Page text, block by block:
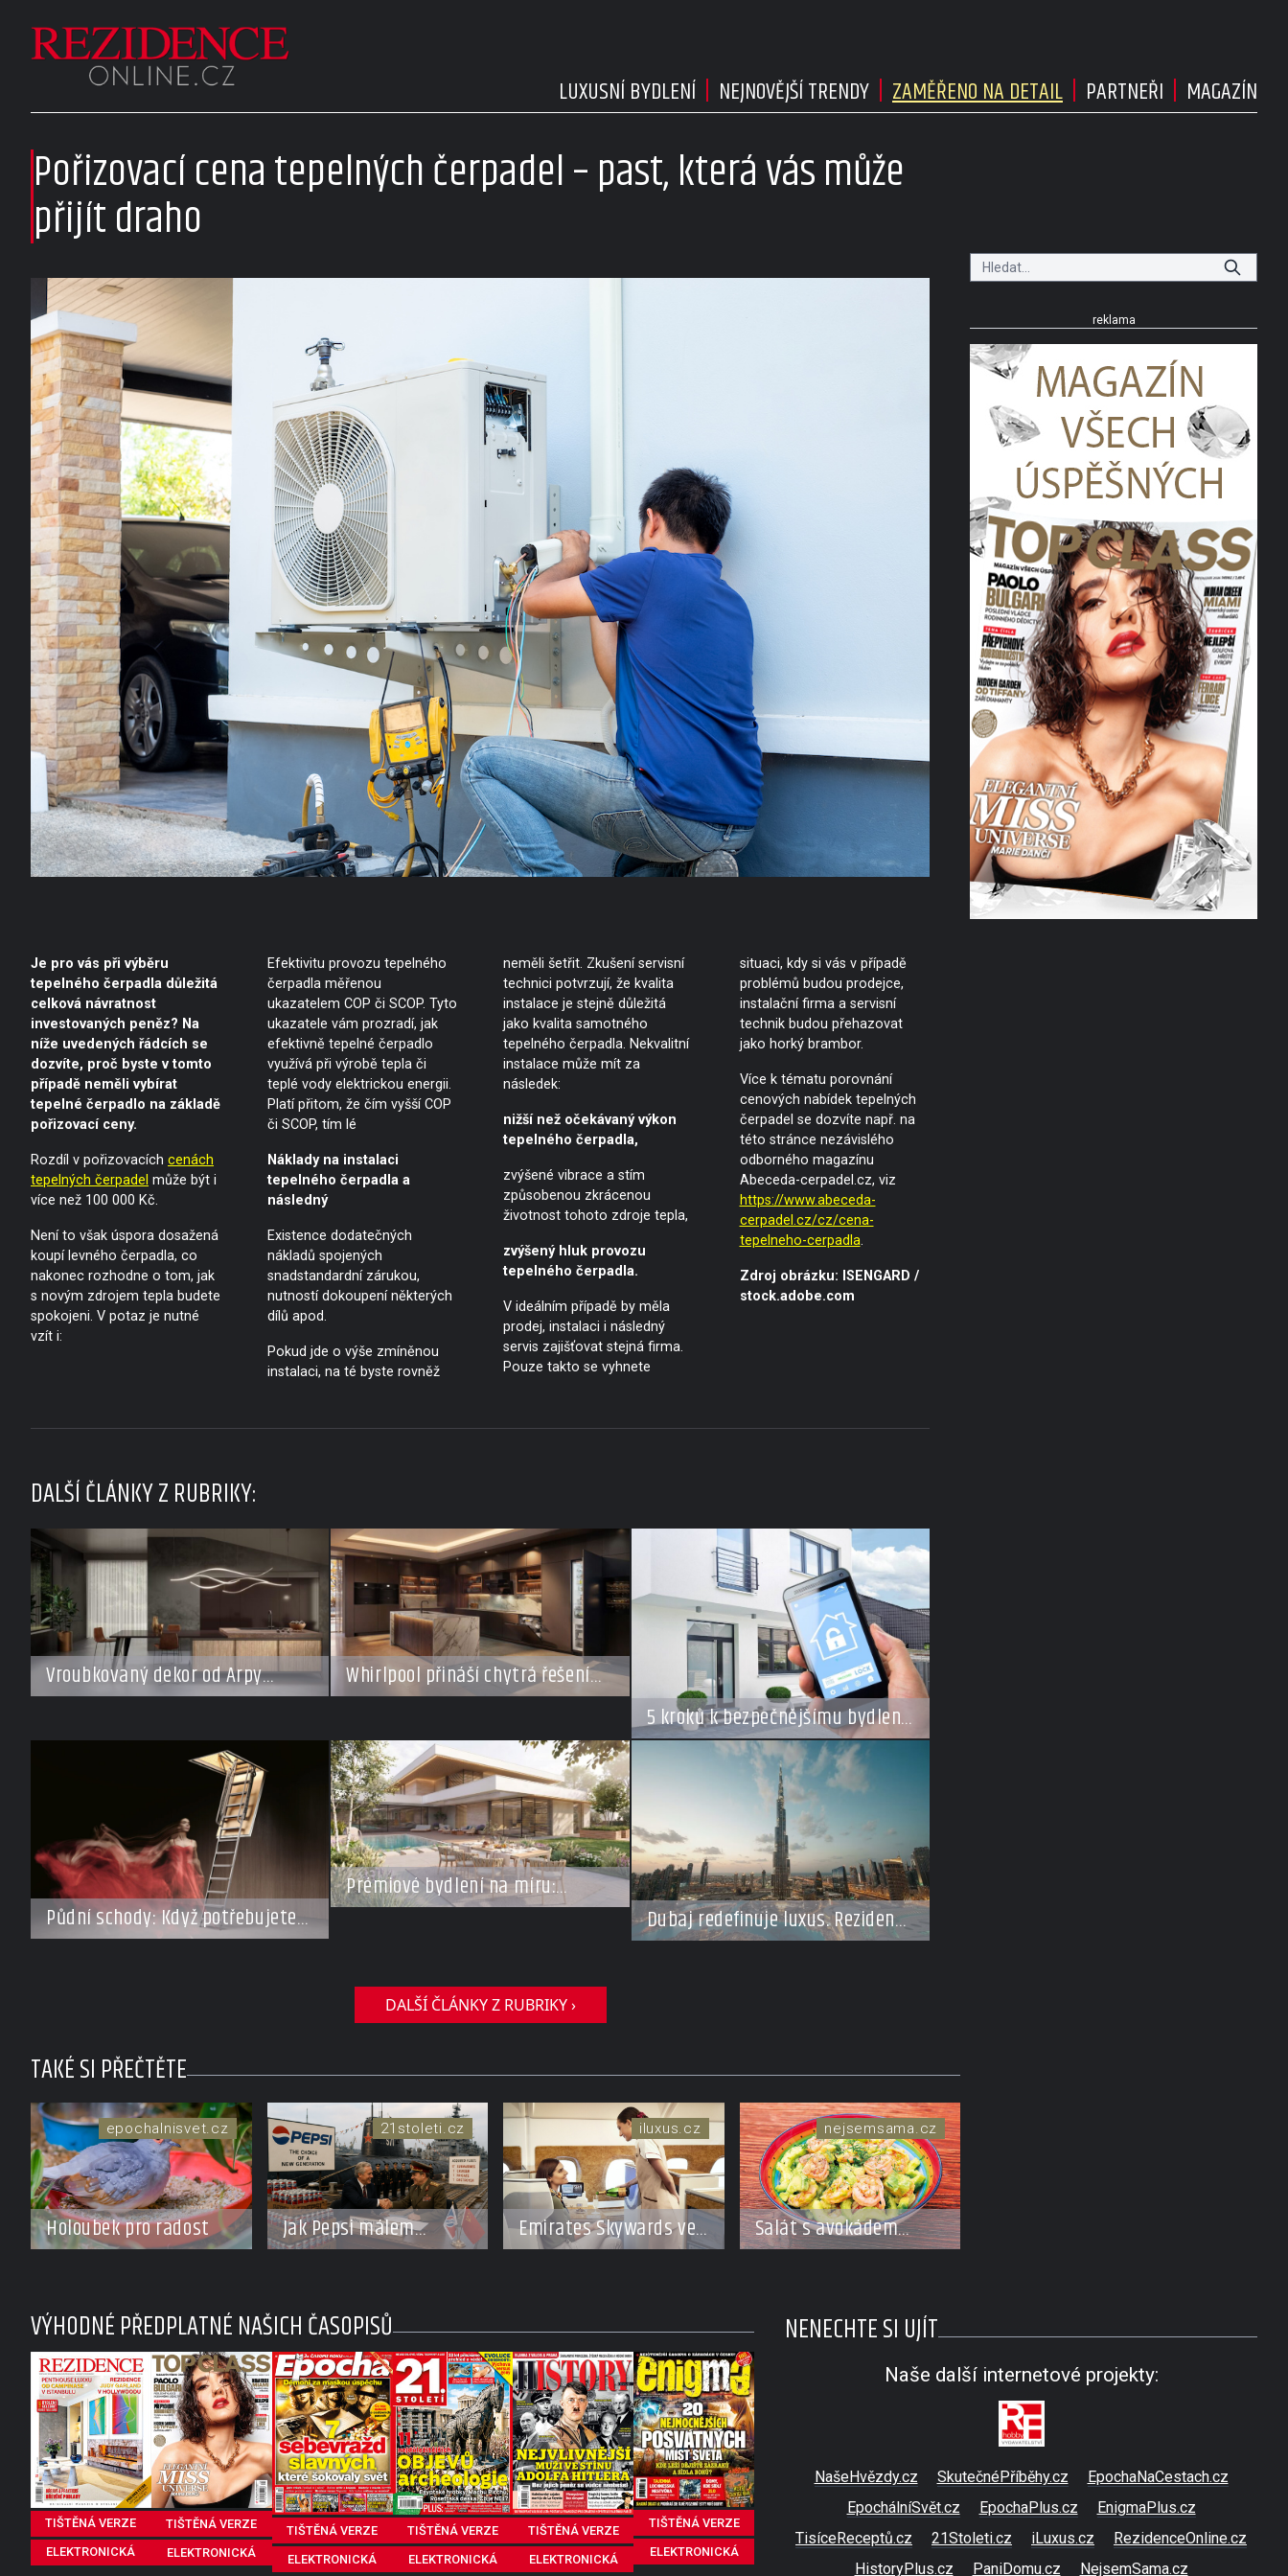
LUXUSNÍ BYDLENÍ NEJNOVĚJŠÍ TRENDY ZAMĚŘENO NA DETAIL PARTNEŘI MAGAZÍN
Pořizovací cena tepelných čerpadel – past, která vás může
přijít draho
Je pro vás při výběru
tepelného čerpadla důležitá
celková návratnost
investovaných peněz? Na
níže uvedených řádcích se
dozvíte, proč byste v tomto
případě neměli vybírat
tepelné čerpadlo na základě
pořizovací ceny.
Rozdíl v pořizovacích cenách
tepelných čerpadel může být i
více než 100 000 Kč.
Není to však úspora dosažená
koupí levného čerpadla, co
nakonec rozhodne o tom, jak
s novým zdrojem tepla budete
spokojeni. V potaz je nutné
vzít i:
Efektivitu provozu tepelného
čerpadla měřenou
ukazatelem COP či SCOP. Tyto
ukazatele vám prozradí, jak
efektivně tepelné čerpadlo
využívá při výrobě tepla či
teplé vody elektrickou energii.
Platí přitom, že čím vyšší COP
či SCOP, tím lé
Náklady na instalaci
tepelného čerpadla a
následný
Existence dodatečných
nákladů spojených
snadstandardní zárukou,
nutností dokoupení některých
dílů apod.
Pokud jde o výše zmíněnou
instalaci, na té byste rovněž
neměli šetřit. Zkušení servisní
technici potvrzují, že kvalita
instalace je stejně důležitá
jako kvalita samotného
tepelného čerpadla. Nekvalitní
instalace může mít za
následek:
nižší než očekávaný výkon
tepelného čerpadla,
zvýšené vibrace a stím
způsobenou zkrácenou
životnost tohoto zdroje tepla,
zvýšený hluk provozu
tepelného čerpadla.
V ideálním případě by měla
prodej, instalaci i následný
servis zajišťovat stejná firma.
Pouze takto se vyhnete
situaci, kdy si vás v případě
problémů budou prodejce,
instalační firma a servisní
technik budou přehazovat
jako horký brambor.
Více k tématu porovnání
cenových nabídek tepelných
čerpadel se dozvíte např. na
této stránce nezávislého
odborného magazínu
Abeceda-cerpadel.cz, viz
https://www.abeceda-
cerpadel.cz/cz/cena-
tepelneho-cerpadla.
Zdroj obrázku: ISENGARD /
stock.adobe.com
DALŠÍ ČLÁNKY Z RUBRIKY:
Vroubkovaný dekor od Arpy
ovládá nové interiéry
Whirlpool přináší chytrá řešení
pro každý styl vaření 5 kroků k bezpečnějšímu bydlení
v době dovolené
Půdní schody: Když potřebujete
ušetřit místo, ale nechcete dělat
Prémiové bydlení na míru:
Investoři se vracejí do Česka, Dubaj redefinuje luxus. Rezidence
za miliardy dnes připomínají
DALŠÍ ČLÁNKY Z RUBRIKY ›
TAKÉ SI PŘEČTĚTE
Holoubek pro radost
epochalnisvet.cz
Jak Pepsi málem
vyhrála studenou
dostala ponorky i
křižník
21stoleti.cz
Emirates Skywards ve
spolupráci s Moët
cestu do světa
Champagne
iluxus.cz
Salát s avokádem
a krevetkami
nejsemsama.cz
reklama
VÝHODNÉ PŘEDPLATNÉ NAŠICH ČASOPISŮ
TIŠTĚNÁ VERZE
ELEKTRONICKÁ
TIŠTĚNÁ VERZE
ELEKTRONICKÁ
TIŠTĚNÁ VERZE
ELEKTRONICKÁ
TIŠTĚNÁ VERZE
ELEKTRONICKÁ
TIŠTĚNÁ VERZE
ELEKTRONICKÁ
TIŠTĚNÁ VERZE
ELEKTRONICKÁ
NENECHTE SI UJÍT
Naše další internetové projekty:
NašeHvězdy.cz SkutečnéPříběhy.cz
EpochaNaCestach.cz
EpochálníSvět.cz
EpochaPlus.cz
EnigmaPlus.cz
TisíceReceptů.cz
21Stoleti.cz iLuxus.cz
RezidenceOnline.cz
HistoryPlus.cz
PaniDomu.cz NejsemSama.cz